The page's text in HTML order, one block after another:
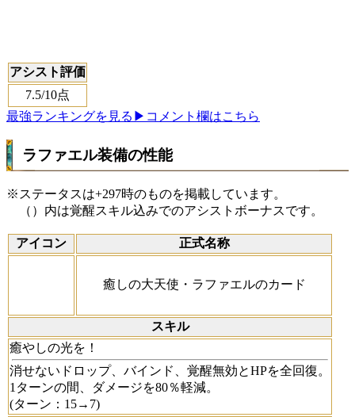
アシスト評価
7.5/10点
最強ランキングを見る ▶コメント欄はこちら
ラファエル装備の性能
※ステータスは+297時のものを掲載しています。
（）内は覚醒スキル込みでのアシストボーナスです。
アイコン 正式名称
癒しの大天使・ラファエルのカード
スキル
癒やしの光を！
消せないドロップ、バインド、覚醒無効とHPを全回復。
1ターンの間、ダメージを80％軽減。
(ターン：15→7)